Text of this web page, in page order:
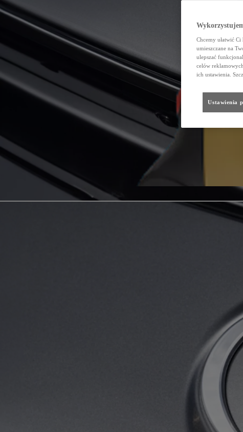
Chcemy ułatwić
umieszczane na
ulepszać
celów
ich ustawienia.
Ustawienia